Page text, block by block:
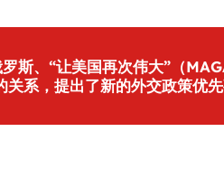
斯、“让美国再次伟大”（
系，提出了新的外交政策优